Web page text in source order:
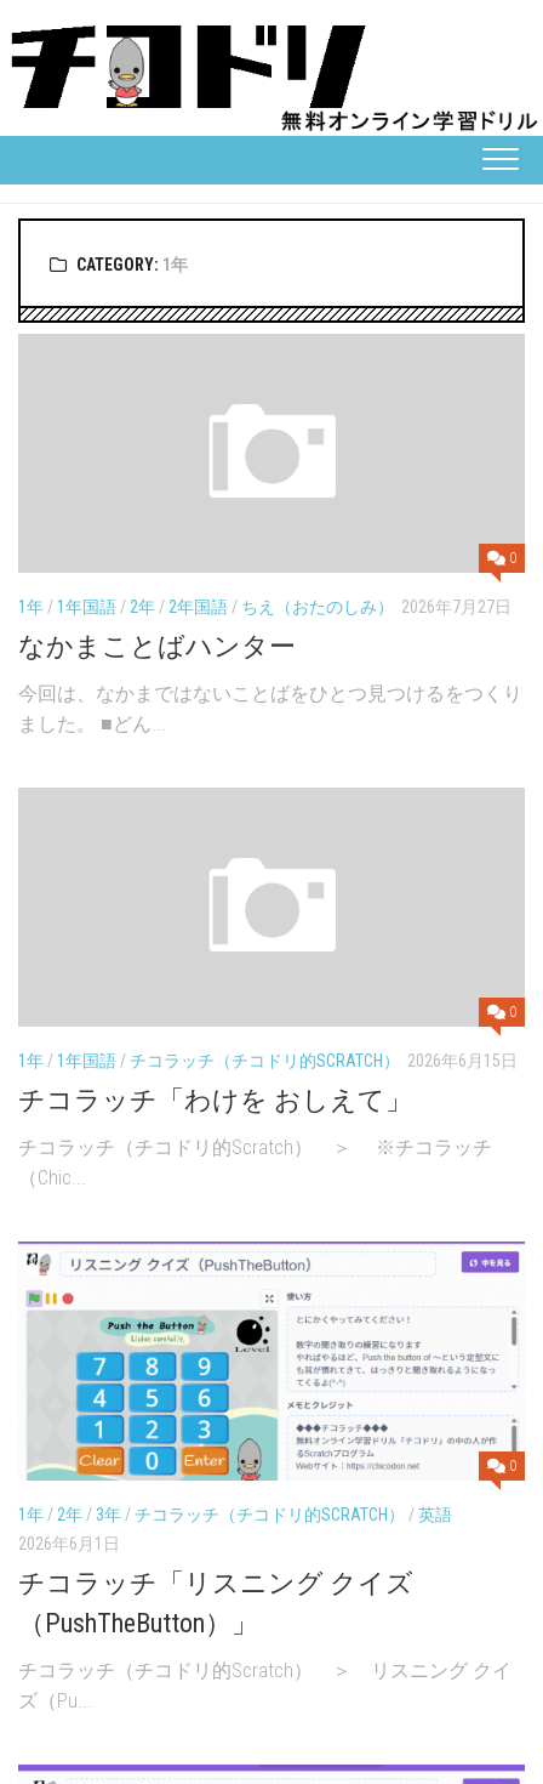
to
content
CATEGORY: 1年
0
1年 / 1年国語 / 2年 / 2年国語 / ちえ（おたのしみ） 2026年7月27日
なかまことばハンター
今回は、なかまではないことばをひとつ見つけるをつくり
ました。 ■どん...
0
1年 / 1年国語 /チコラッチ（チコドリ的SCRATCH） 2026年6月15日
チコラッチ「わけを おしえて」
チコラッチ（チコドリ的Scratch） ＞ ※チコラッチ
（Chic...
0
1年 / 2年 / 3年 /チコラッチ（チコドリ的SCRATCH） /英語
2026年6月1日
チコラッチ「リスニング クイズ
（PushTheButton）」
チコラッチ（チコドリ的Scratch） ＞ リスニング クイ
ズ（Pu...